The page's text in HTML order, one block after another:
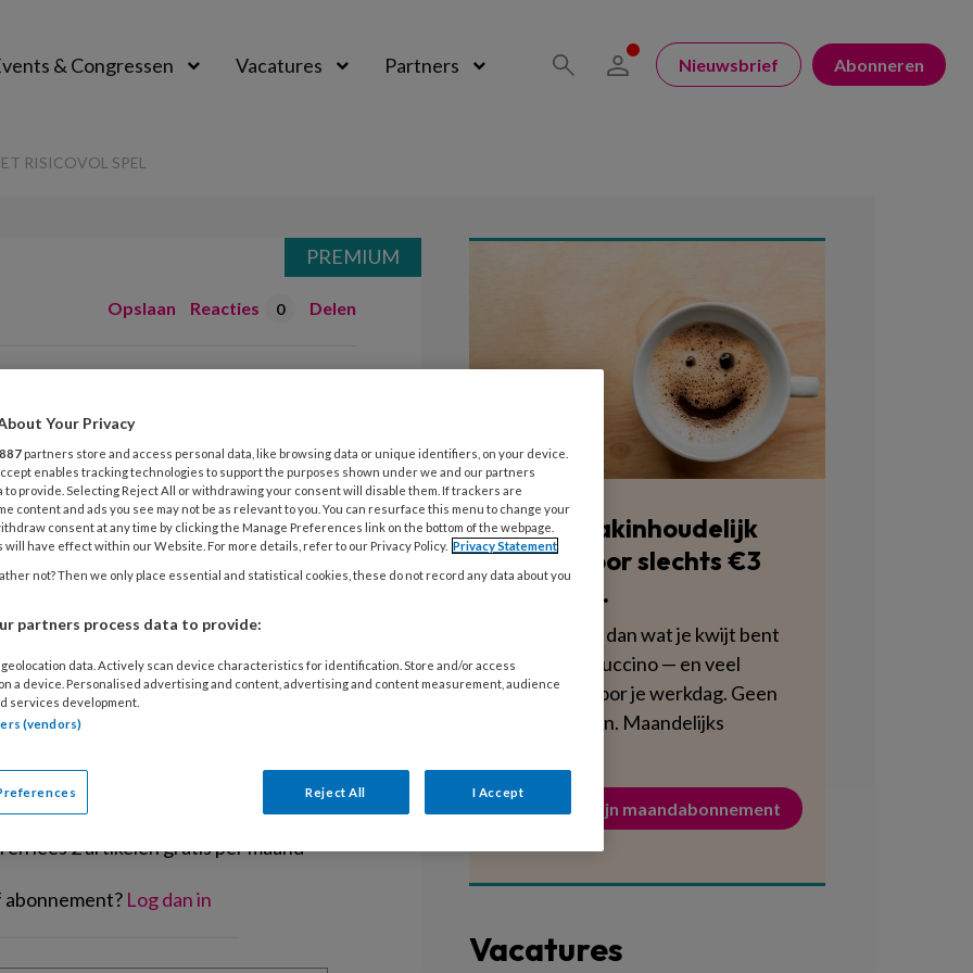
& Congressen Vacatures Partners Nieuwsbrief Abonneren
RISICOVOL SPEL
Opslaan Reacties 0 Delen
met
risicovol spel van hun kinderen
onderzoek van VeiligheidNL en
spelen heeft grote gevolgen
lezen?
lees 2 artikelen gratis per maand
Log dan in
PREMIUM
Blijf vakinhoudelijk
scherp voor slechts €3
per week.
Dat is minder dan wat je kwijt bent
aan een cappuccino — en veel
voedzamer voor je werkdag. Geen
verplichtingen. Maandelijks
Activeer mijn maandabonnement
Vacatures
Your Privacy
887 partners store and access personal data, like browsing data or unique identifiers, on your device.
enables tracking technologies to support the purposes shown under we and our partners
to provide. Selecting Reject All or withdrawing your consent will disable them. If trackers are
content and ads you see may not be as relevant to you. You can resurface this menu to change your
consent at any time by clicking the Manage Preferences link on the bottom of the webpage.
will have effect within our Website. For more details, refer to our Privacy Policy. Privacy Statement
not? Then we only place essential and statistical cookies, these do not record any data about you
partners process data to provide:
data. Actively scan device characteristics for identification. Store and/or access
a device. Personalised advertising and content, advertising and content measurement, audience
services development.
(vendors)
Reject All I Accept